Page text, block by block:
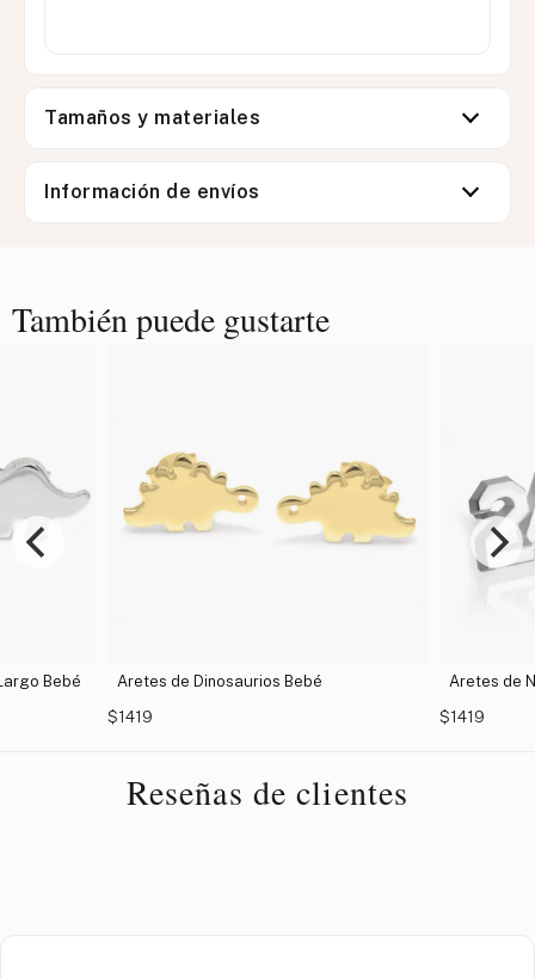
Tamaños y materiales
Información de envíos
También puede gustarte
Aretes de
$1419
Bebé
Aretes de Dinosaurios Bebé
$1419
Reseñas de clientes